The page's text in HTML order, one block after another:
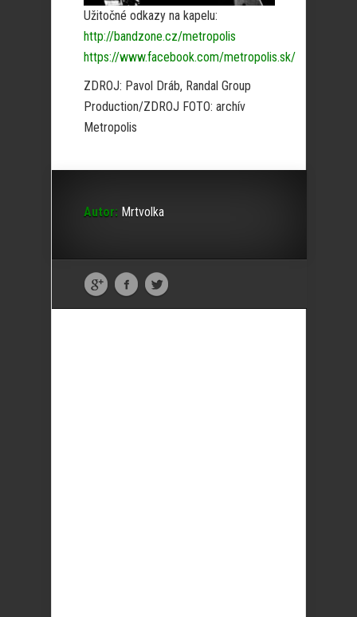
Užitočné odkazy na kapelu:
http://bandzone.cz/metropolis
https://www.facebook.com/metropolis.sk/
ZDROJ: Pavol Dráb, Randal Group
Production/ZDROJ FOTO: archív
Metropolis
Autor: Mrtvolka